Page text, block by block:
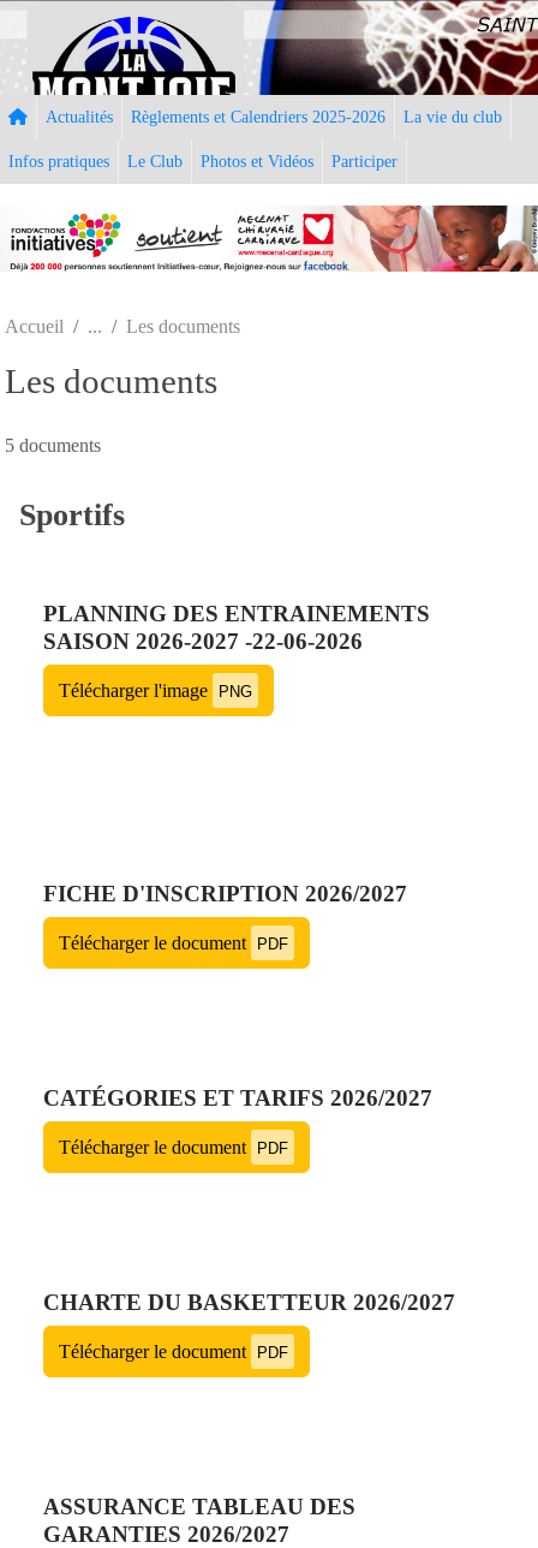
Actualités Règlements et Calendriers 2025-2026 La vie du club
Infos pratiques Le Club Photos et Vidéos Participer
Accueil Les documents
Les documents
5 documents
Sportifs
PLANNING DES ENTRAINEMENTS
SAISON 2026-2027 -22-06-2026
Télécharger l'image PNG
FICHE D'INSCRIPTION 2026/2027
Télécharger le document PDF
CATÉGORIES ET TARIFS 2026/2027
Télécharger le document PDF
CHARTE DU BASKETTEUR 2026/2027
Télécharger le document PDF
ASSURANCE TABLEAU DES
GARANTIES 2026/2027
Panneau de gestion des cookies